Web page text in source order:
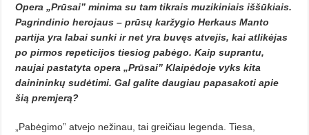
Opera „Prūsai” minima su tam tikrais muzikiniais iššūkiais.
Pagrindinio herojaus – prūsų karžygio Herkaus Manto
partija yra labai sunki ir net yra buvęs atvejis, kai atlikėjas
po pirmos repeticijos tiesiog pabėgo. Kaip suprantu,
naujai pastatyta opera „Prūsai” Klaipėdoje vyks kita
dainininkų sudėtimi. Gal galite daugiau papasakoti apie
šią premjerą?
„Pabėgimo” atvejo nežinau, tai greičiau legenda. Tiesa,